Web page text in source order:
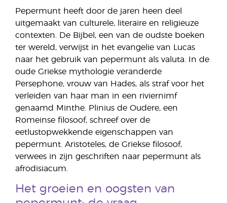
Pepermunt heeft door de jaren heen deel
uitgemaakt van culturele, literaire en religieuze
contexten. De Bijbel, een van de oudste boeken
ter wereld, verwijst in het evangelie van Lucas
naar het gebruik van pepermunt als valuta. In de
oude Griekse mythologie veranderde
Persephone, vrouw van Hades, als straf voor het
verleiden van haar man in een riviernimf
genaamd Minthe. Plinius de Oudere, een
Romeinse filosoof, schreef over de
eetlustopwekkende eigenschappen van
pepermunt. Aristoteles, de Griekse filosoof,
verwees in zijn geschriften naar pepermunt als
afrodisiacum.
Het groeien en oogsten van